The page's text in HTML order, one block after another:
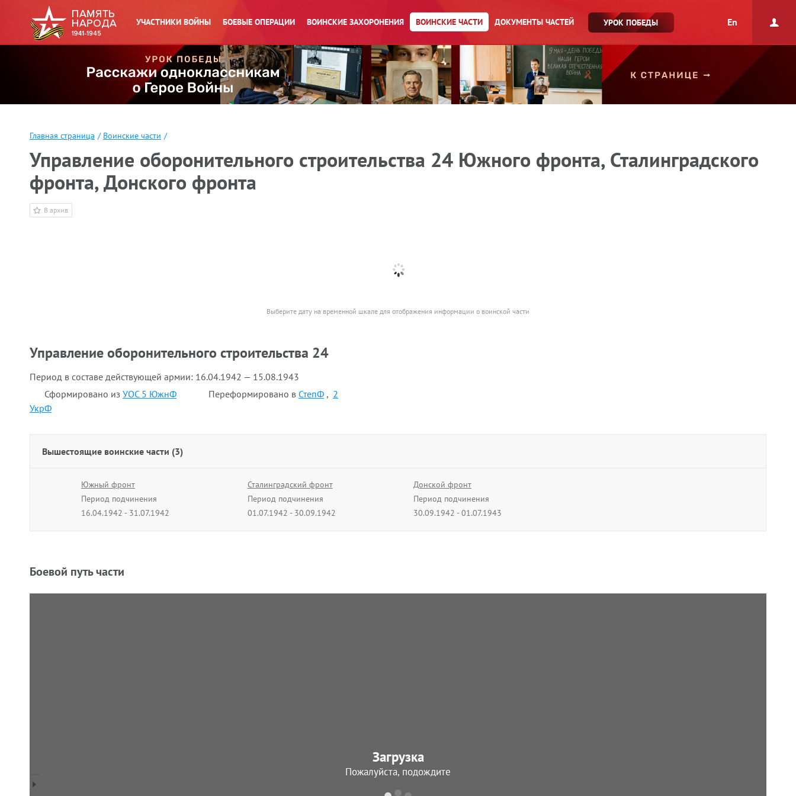
УЧАСТНИКИ ВОЙНЫ БОЕВЫЕ ОПЕРАЦИИ ВОИНСКИЕ ЗАХОРОНЕНИЯ ВОИНСКИЕ ЧАСТИ ДОКУМЕНТЫ ЧАСТЕЙ УРОК ПОБЕДЫ En
Главная страница / Воинские части /
Управление оборонительного строительства 24 Южного фронта, Сталинградского
фронта, Донского фронта
В архив
Выберите дату на временной шкале для отображения информации о воинской части
Управление оборонительного строительства 24
Период в составе действующей армии: 16.04.1942 — 15.08.1943
Сформировано из УОС 5 ЮжнФ Переформировано в СтепФ , 2
УкрФ
Вышестоящие воинские части (3)
Южный фронт
Период подчинения
16.04.1942 - 31.07.1942
Сталинградский фронт
Период подчинения
01.07.1942 - 30.09.1942
Донской фронт
Период подчинения
30.09.1942 - 01.07.1943
Боевой путь части
Загрузка
Пожалуйста, подождите